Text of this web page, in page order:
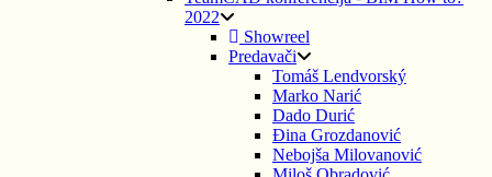
2022
Showreel
Predavači
Tomáš Lendvorský
Marko Narić
Dado Durić
Đina Grozdanović
Nebojša Milovanović